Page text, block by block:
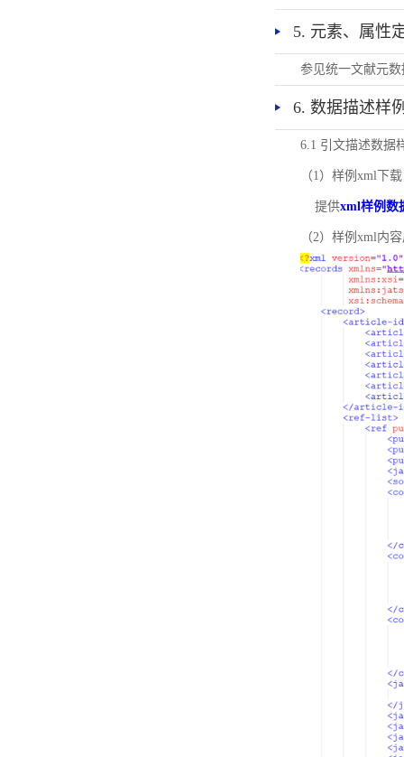
5. 元素、属性
参见统一文献元
6. 数据描述样
6.1 引文描述数据
（1）样例xml下载
提供xml样例数
（2）样例xml内